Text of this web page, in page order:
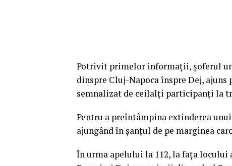
Potrivit primelor informații, șoferul
dinspre Cluj-Napoca înspre Dej,
semnalizat de ceilalți participanți la
Pentru a preîntâmpina extinderea
ajungând în șanțul de pe marginea
În urma apelului la 112, la fața